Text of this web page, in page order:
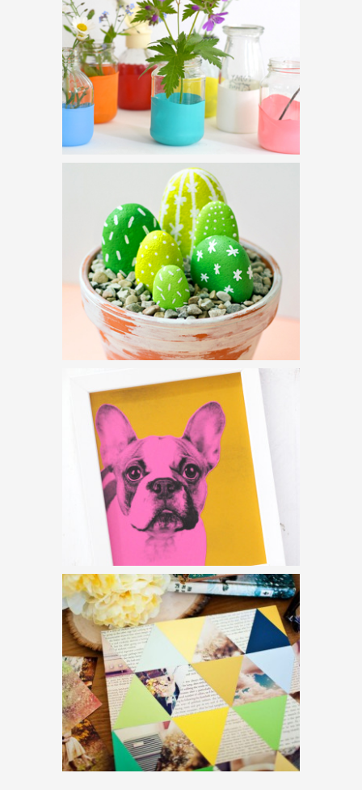
LETÖLTHETŐ FALIKÉPEK
DOBD FEL A
DOBOZAIDAT!
VÁZA LUFIVAL
KAVICSKAKTUSZ